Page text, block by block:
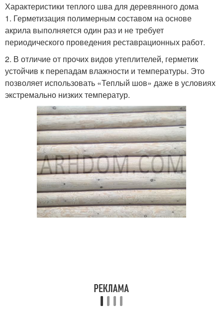
Характеристики теплого шва для деревянного дома
1. Герметизация полимерным составом на основе
акрила выполняется один раз и не требует
периодического проведения реставрационных работ.
2. В отличие от прочих видов утеплителей, герметик
устойчив к перепадам влажности и температуры. Это
позволяет использовать «Теплый шов» даже в условиях
экстремально низких температур.